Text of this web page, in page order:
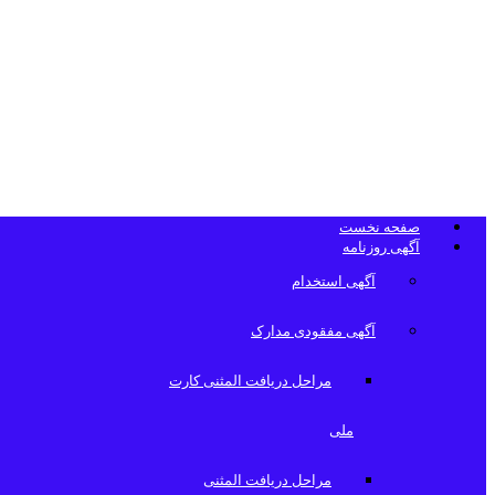
صفحه نخست
آگهی روزنامه
آگهی استخدام
آگهی مفقودی مدارک
مراحل دریافت المثنی کارت
ملی
مراحل دریافت المثنی